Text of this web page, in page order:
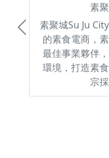
素
素聚城Su Ju
的素食電商，
最佳事業夥伴
環境，打造素
宗
Previous